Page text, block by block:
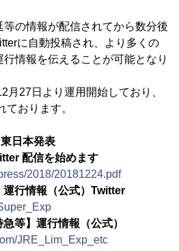
の情報が配信されてから数分後
に自動投稿され、より多くの
情報を伝えることが可能となり
27日より運用開始しており、
おります。
日本発表
配信を始めます
2018/20181224.pdf
行情報（公式）Twitter
等】運行情報（公式）
JRE_Lim_Exp_etc